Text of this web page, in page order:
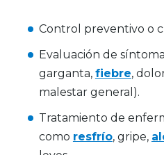
Control preventivo o
Evaluación de
garganta, fiebre,
malestar general).
Tratamiento de
como resfrío, gripe,